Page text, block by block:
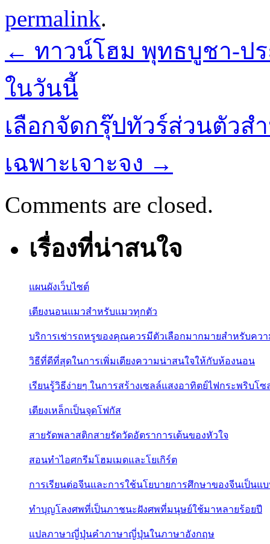
permalink.
← ทาวน์โฮม พุทธบูชา-ป
ในวันนี้
เลือกจัดกรุ๊ปทัวร์ส่วนตัวส
เฉพาะเจาะจง →
Comments are closed.
เรื่องที่น่าสนใจ
แผนผังเว็บไซต์
เตียงนอนแมวสำหรับแมวทุกตัว
บริการเช่ารถหรูของคุณควรมีตัวเลือกมากมายสำหรับคว
วิธีที่ดีที่สุดในการเพิ่มเตียงความน่าสนใจให้กับห้องนอน
เรียนรู้วิธีง่ายๆ ในการสร้างเซลล์แสงอาทิตย์ไฟกระพริบโซ
เตียงเหล็กเป็นจุดโฟกัส
สายรัดพลาสติกสายรัดวัดอัตราการเต้นของหัวใจ
สอนทำไอศกรีมโฮมเมดและโยเกิร์ต
การเรียนต่อจีนและการใช้นโยบายการศึกษาของจีนเป็นแ
ทำบุญโลงศพที่เป็นภาชนะฝังศพที่มนุษย์ใช้มาหลายร้อยปี
แปลภาษาญี่ปุ่นคำภาษาญี่ปุ่นในภาษาอังกฤษ